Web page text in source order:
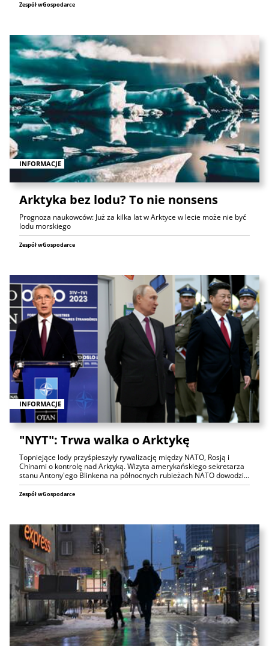
Zespół wGospodarce
INFORMACJE
Arktyka bez lodu? To nie nonsens
Prognoza naukowców: Już za kilka lat w Arktyce w lecie może nie być
lodu morskiego
Zespół wGospodarce
INFORMACJE
"NYT": Trwa walka o Arktykę
Topniejące lody przyśpieszyły rywalizację między NATO, Rosją i
Chinami o kontrolę nad Arktyką. Wizyta amerykańskiego sekretarza
stanu Antony'ego Blinkena na północnych rubieżach NATO dowodzi…
Zespół wGospodarce